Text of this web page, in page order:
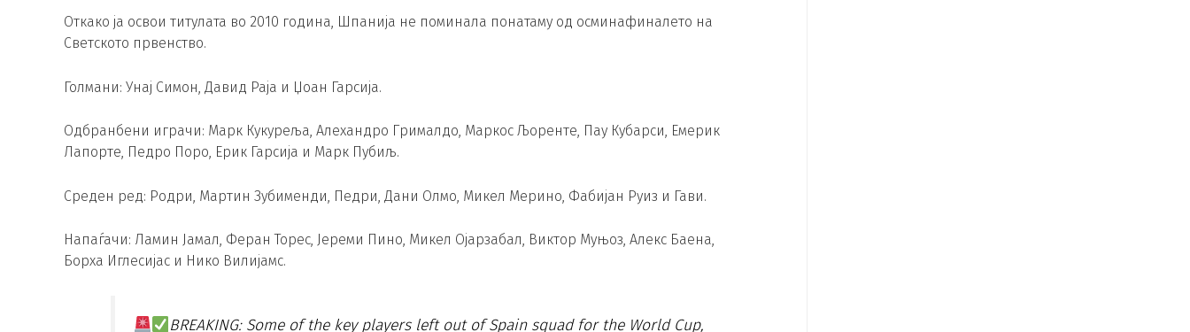
Откако ја освои титулата во 2010 година, Шпанија не поминала понатаму од осминафиналето на
Светското првенство.
Голмани: Унај Симон, Давид Раја и Џоан Гарсија.
Одбранбени играчи: Марк Кукуреља, Алехандро Грималдо, Маркос Љоренте, Пау Кубарси, Емерик
Лапорте, Педро Поро, Ерик Гарсија и Марк Пубиљ.
Среден ред: Родри, Мартин Зубименди, Педри, Дани Олмо, Микел Мерино, Фабијан Руиз и Гави.
Напаѓачи: Ламин Јамал, Феран Торес, Јереми Пино, Микел Ојарзабал, Виктор Муњоз, Алекс Баена,
Борха Иглесијас и Нико Вилијамс.
BREAKING: Some of the key players left out of Spain squad for the World Cup,